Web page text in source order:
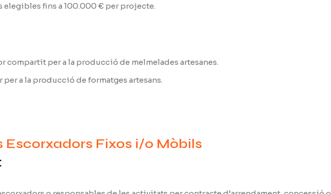
elegibles fins a 100.000 € per projecte.
compartit per a la producció de melmelades artesanes.
per a la producció de formatges artesans.
Escorxadors Fixos i/o Mòbils